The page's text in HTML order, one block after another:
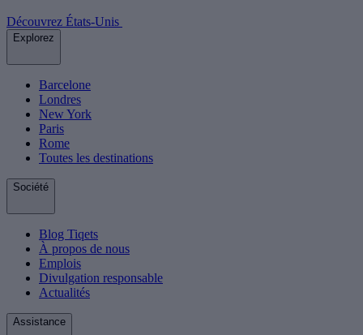
Découvrez États-Unis
Explorez
Barcelone
Londres
New York
Paris
Rome
Toutes les destinations
Société
Blog Tiqets
À propos de nous
Emplois
Divulgation responsable
Actualités
Assistance